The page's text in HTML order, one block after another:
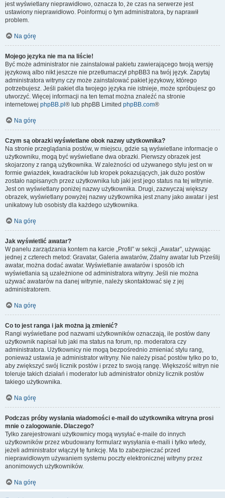
jest wyświetlany nieprawidłowo, oznacza to, że czas na serwerze jest
ustawiony nieprawidłowo. Poinformuj o tym administratora, by naprawił
problem.
Na górę
Mojego języka nie ma na liście!
Być może administrator nie zainstalował pakietu zawierającego twoją wersję
językową albo nikt jeszcze nie przetłumaczył phpBB3 na twój język. Zapytaj
administratora witryny czy może zainstalować pakiet językowy, którego
potrzebujesz. Jeśli pakiet dla twojego języka nie istnieje, może spróbujesz go
utworzyć. Więcej informacji na ten temat można znaleźć na stronie
internetowej phpBB.pl ® lub phpBB Limited phpBB.com®
Na górę
Czym są obrazki wyświetlane obok nazwy użytkownika?
Na stronie przeglądania postów, w miejscu, gdzie są wyświetlane informacje o
użytkowniku, mogą być wyświetlane dwa obrazki. Pierwszy obrazek jest
skojarzony z rangą użytkownika. W zależności od używanego stylu jest on w
formie gwiazdek, kwadracików lub kropek pokazujących, jak dużo postów
zostało napisanych przez użytkownika lub jaki jest jego status na tej witrynie.
Jest on wyświetlany poniżej nazwy użytkownika. Drugi, zazwyczaj większy
obrazek, wyświetlany powyżej nazwy użytkownika jest znany jako awatar i jest
unikatowy lub osobisty dla każdego użytkownika.
Na górę
Jak wyświetlić awatar?
W panelu zarządzania kontem na karcie „Profil” w sekcji „Awatar”, używając
jednej z czterech metod: Gravatar, Galeria awatarów, Zdalny awatar lub Prześlij
awatar, można dodać awatar. Wyświetlanie awatarów i sposób ich
wyświetlania są uzależnione od administratora witryny. Jeśli nie można
używać awatarów na danej witrynie, należy skontaktować się z jej
administratorem.
Na górę
Co to jest ranga i jak można ją zmienić?
Rangi wyświetlane pod nazwami użytkowników oznaczają, ile postów dany
użytkownik napisał lub jaki ma status na forum, np. moderatora czy
administratora. Użytkownicy nie mogą bezpośrednio zmieniać stylu rang,
ponieważ ustawia je administrator witryny. Nie należy pisać postów tylko po to,
aby zwiększyć swój licznik postów i przez to swoją rangę. Większość witryn nie
toleruje takich działań i moderator lub administrator obniży licznik postów
takiego użytkownika.
Na górę
Podczas próby wysłania wiadomości e-mail do użytkownika witryna prosi
mnie o zalogowanie. Dlaczego?
Tylko zarejestrowani użytkownicy mogą wysyłać e-maile do innych
użytkowników przez wbudowany formularz wysyłania e-maili i tylko wtedy,
jeżeli administrator włączył tę funkcję. Ma to zabezpieczać przed
nieprawidłowym używaniem systemu poczty elektronicznej witryny przez
anonimowych użytkowników.
Na górę